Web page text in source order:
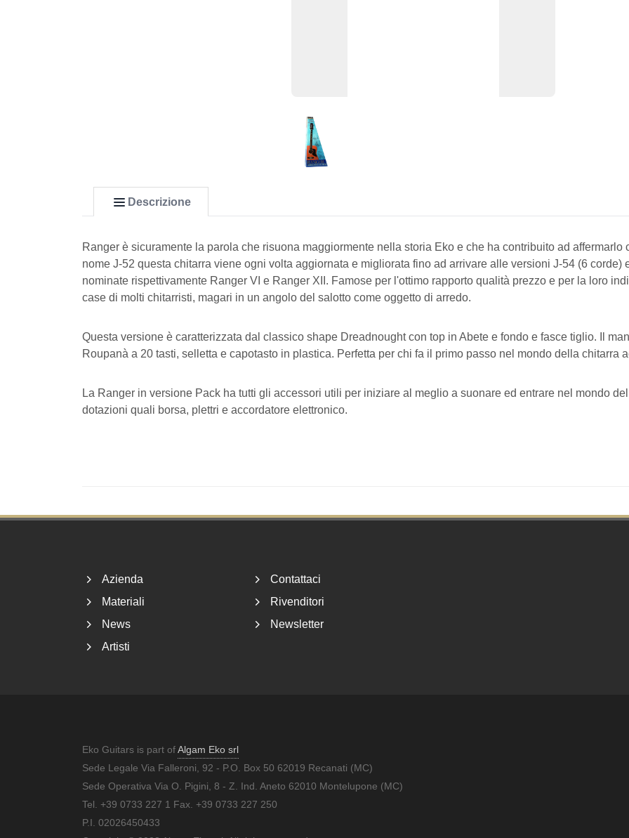
Descrizione
Ranger è sicuramente la parola che risuona maggiormente nella storia Eko e che ha contribuito ad
nome J-52 questa chitarra viene ogni volta aggiornata e migliorata fino ad arrivare alle versioni J-54 (6 corde)
nominate rispettivamente Ranger VI e Ranger XII. Famose per l'ottimo rapporto qualità prezzo e per la loro
case di molti chitarristi, magari in un angolo del salotto come oggetto di arredo.
Questa versione è caratterizzata dal classico shape Dreadnought con top in Abete e fondo e fasce tiglio. Il
Roupanà a 20 tasti, selletta e capotasto in plastica. Perfetta per chi fa il primo passo nel mondo della chitarra
La Ranger in versione Pack ha tutti gli accessori utili per iniziare al meglio a suonare ed entrare nel mondo
dotazioni quali borsa, plettri e accordatore elettronico.
Azienda
Materiali
News
Artisti
Contattaci
Rivenditori
Newsletter
Eko Guitars is part ofAlgam Eko srl
Sede Legale Via Falleroni, 92 - P.O. Box 50 62019 Recanati (MC)
Sede Operativa Via O. Pigini, 8 - Z. Ind. Aneto 62010 Montelupone (MC)
Tel. +39 0733 227 1 Fax. +39 0733 227 250
P.I. 02026450433